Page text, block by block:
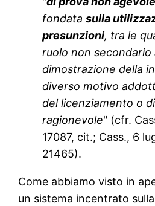
fondatasulla
presunzioni, tra le
ruolo non secondario
dimostrazione della
diverso motivo
del licenziamento o
ragionevole" (cfr.
17087, cit.; Cass., 6
21465).
Come abbiamo visto in
un sistema incentrato